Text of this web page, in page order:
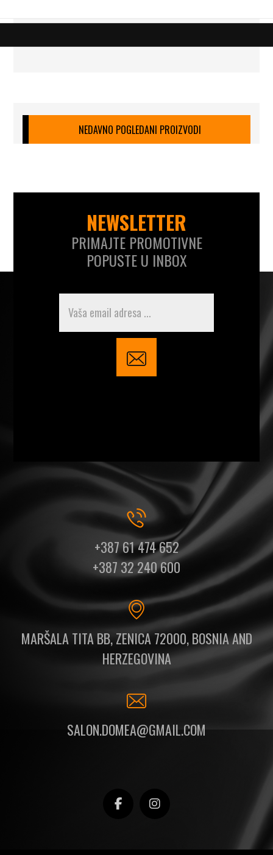
NEDAVNO POGLEDANI PROIZVODI
NEWSLETTER
PRIMAJTE PROMOTIVNE
POPUSTE U INBOX
+387 61 474 652
+387 32 240 600
MARŠALA TITA BB, ZENICA 72000, BOSNIA AND
HERZEGOVINA
SALON.DOMEA@GMAIL.COM